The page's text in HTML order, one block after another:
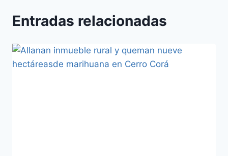
Entradas relacionadas